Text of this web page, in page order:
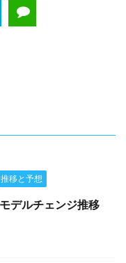
移と予想
デルチェンジ推移